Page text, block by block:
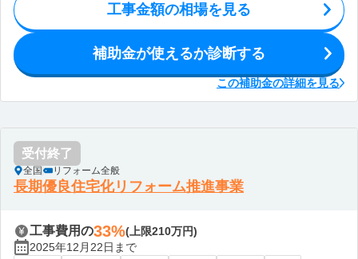
工事金額の相場を見る
補助金が使えるか診断する
この補助金の詳細を見る
受付終了
全国 リフォーム全般
長期優良住宅化リフォーム推進事業
工事費用の33%(上限210万円)
2025年12月22日まで